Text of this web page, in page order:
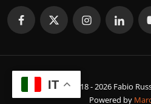
© Copyright 2018 - 2026 Fabio
Powered by
IT